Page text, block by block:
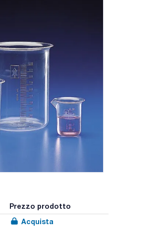
Prezzo prodotto
Acquista